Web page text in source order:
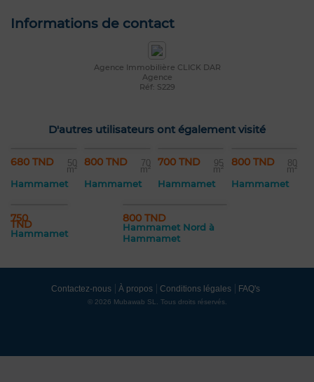
Informations de contact
Agence Immobilière CLICK DAR
Agence
Réf: S229
D'autres utilisateurs ont également visité
680 TND 50
m²
Hammamet
800 TND 70
m²
Hammamet
700 TND 95
m²
Hammamet
800 TND 80
m²
Hammamet
750
TND
Hammamet
800 TND
Hammamet Nord à
Hammamet
Contactez-nous À propos Conditions légales FAQ's
© 2026 Mubawab SL. Tous droits réservés.